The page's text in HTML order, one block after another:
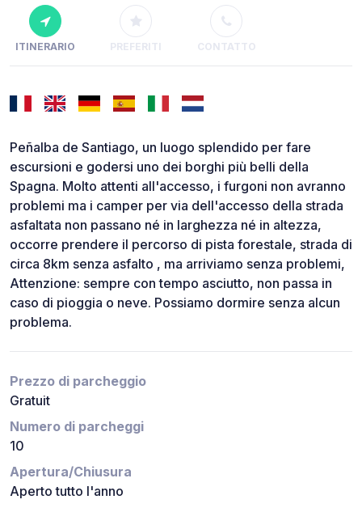
ITINERARIO PREFERITI CONTATTO
Peñalba de Santiago, un luogo splendido per fare
escursioni e godersi uno dei borghi più belli della
Spagna. Molto attenti all'accesso, i furgoni non avranno
problemi ma i camper per via dell'accesso della strada
asfaltata non passano né in larghezza né in altezza,
occorre prendere il percorso di pista forestale, strada di
circa 8km senza asfalto , ma arriviamo senza problemi,
Attenzione: sempre con tempo asciutto, non passa in
caso di pioggia o neve. Possiamo dormire senza alcun
problema.
Prezzo di parcheggio
Gratuit
Numero di parcheggi
10
Apertura/Chiusura
Aperto tutto l'anno